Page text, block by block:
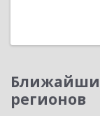
регионов